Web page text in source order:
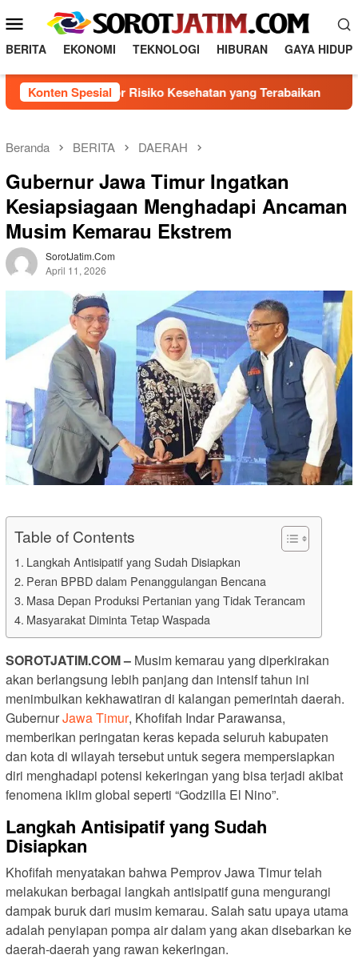
o
a
e
u
M
b
l
e
BERITA EKONOMI TEKNOLOGI HIBURAN GAYA HIDUP
Konten Spesial
5 Faktor Risiko Kesehatan yang Terabaikan
Beranda BERITA DAERAH
Gubernur Jawa Timur Ingatkan
Kesiapsiagaan Menghadapi Ancaman
Musim Kemarau Ekstrem
SorotJatim.com
April 11, 2026
Table of Contents
Langkah Antisipatif yang Sudah Disiapkan
Peran BPBD dalam Penanggulangan Bencana
Masa Depan Produksi Pertanian yang Tidak Terancam
Masyarakat Diminta Tetap Waspada
SOROTJATIM.COM – Musim kemarau yang diperkirakan
akan berlangsung lebih panjang dan intensif tahun ini
menimbulkan kekhawatiran di kalangan pemerintah daerah.
GubernurJawa Timur, Khofifah Indar Parawansa,
memberikan peringatan keras kepada seluruh kabupaten
dan kota di wilayah tersebut untuk segera mempersiapkan
diri menghadapi potensi kekeringan yang bisa terjadi akibat
fenomena iklim global seperti “Godzilla El Nino”.
Langkah Antisipatif yang Sudah
Disiapkan
Khofifah menyatakan bahwa Pemprov Jawa Timur telah
melakukan berbagai langkah antisipatif guna mengurangi
dampak buruk dari musim kemarau. Salah satu upaya utama
adalah penyiapan pompa air dalam yang akan disebarkan ke
daerah-daerah yang rawan kekeringan.